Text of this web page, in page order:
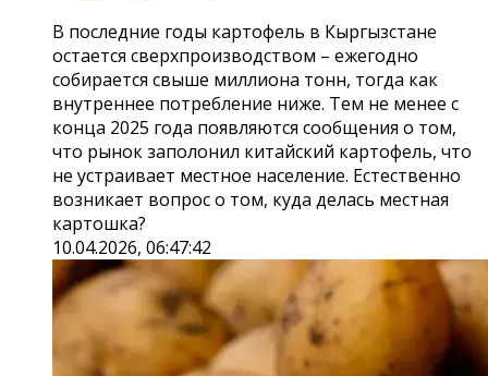
В последние годы картофель в Кыргызстане
остается сверхпроизводством – ежегодно
собирается свыше миллиона тонн, тогда как
внутреннее потребление ниже. Тем не менее с
конца 2025 года появляются сообщения о том,
что рынок заполонил китайский картофель, что
не устраивает местное население. Естественно
возникает вопрос о том, куда делась местная
картошка?
10.04.2026, 06:47:42